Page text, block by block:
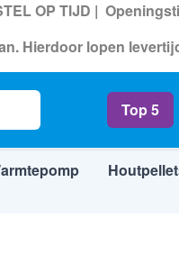
OP TIJD |
Hierdoor lopen
Top 5